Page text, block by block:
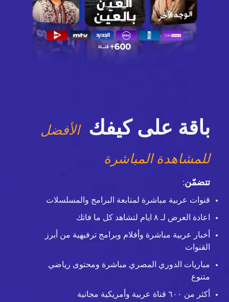
باقة على كيفك الأفضل
للمشاهدة المباشرة
تتضمّن:
قنوات عربية مباشرة لمتابعة البرامج والمسلسلات
اعادة العرض لـ ٨ ايام لتشاهد كل ما فاتك
أخبار عربية مباشرة وأفلام وبرامج ترفيهية من أبرز
القنوات
مباريات الدوري المصري مباشرة ومحتوى رياضي
متنوع
أكثر من ٦٠٠ قناة عربية وأمريكية مجانية